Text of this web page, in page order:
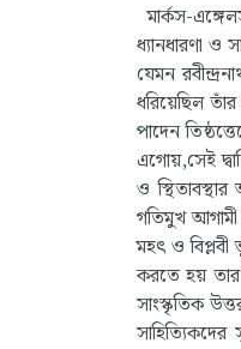
মার্কস-
ধ্যানধারণা ও
যেমন
ধরিয়েছিল
পাদেন
এগোয়,সেই
ও
গতিমুখ আগামী
মহৎ ও
করতে হয়
সাংস্কৃতিক